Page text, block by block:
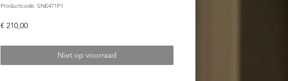
Productcode: SNE471P1
€ 210,00Prijs
Niet op voorraad